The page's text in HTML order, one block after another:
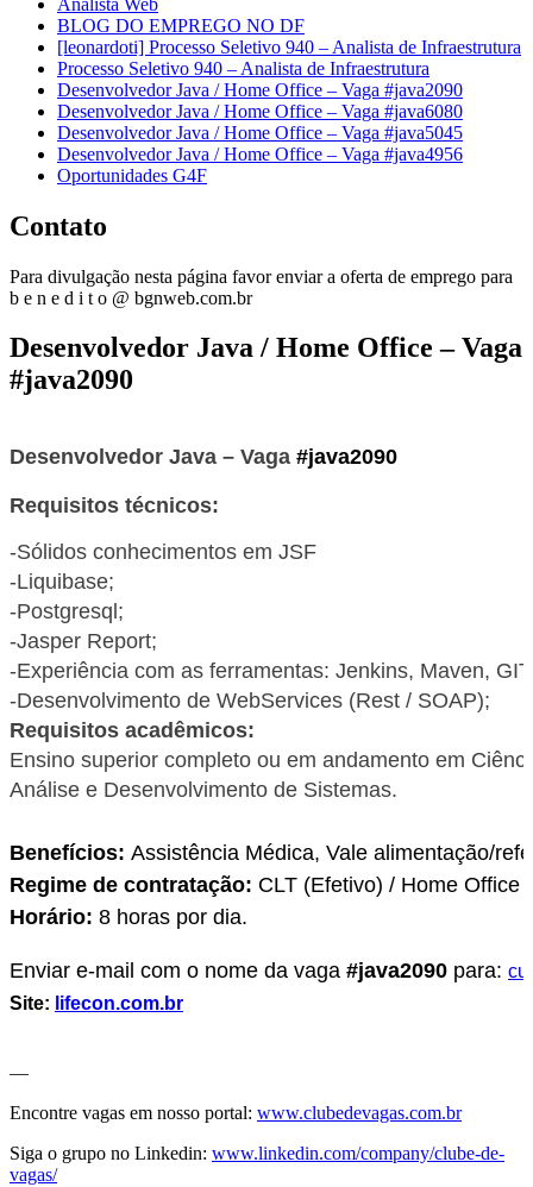
BLOG DO EMPREGO NO DF
[leonardoti] Processo Seletivo 940 – Analista de Infraestrutura
Processo Seletivo 940 – Analista de Infraestrutura
Desenvolvedor Java / Home Office – Vaga #java2090
Desenvolvedor Java / Home Office – Vaga #java6080
Desenvolvedor Java / Home Office – Vaga #java5045
Desenvolvedor Java / Home Office – Vaga #java4956
Oportunidades G4F
Contato
Para divulgação nesta página favor enviar a oferta de emprego para
b e n e d i t o @ bgnweb.com.br
Desenvolvedor Java / Home Office – Vaga
#java2090
Desenvolvedor Java – Vaga #java2090
Requisitos técnicos:
-Sólidos conhecimentos em JSF
-Liquibase;
-Postgresql;
-Jasper Report;
-Experiência com as ferramentas: Jenkins, Maven,
-Desenvolvimento de WebServices (Rest / SOAP);
Requisitos acadêmicos:
Ensino superior completo ou em andamento em
Análise e Desenvolvimento de Sistemas.
Benefícios: Assistência Médica, Vale alimentação/
Regime de contratação: CLT (Efetivo) / Home Office
Horário: 8 horas por dia.
Enviar e-mail com o nome da vaga #java2090 para:
Site: lifecon.com.br
—
Encontre vagas em nosso portal: www.clubedevagas.com.br
Siga o grupo no Linkedin: www.linkedin.com/company/clube-de-
vagas/